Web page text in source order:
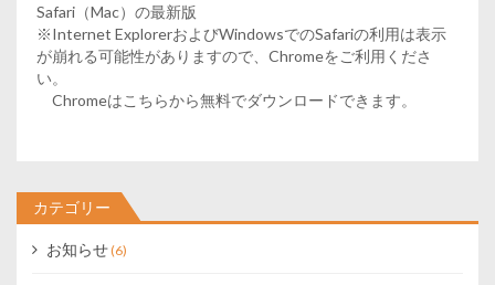
Safari（Mac）の最新版
※Internet ExplorerおよびWindowsでのSafariの利用は表示
が崩れる可能性がありますので、Chromeをご利用くださ
い。
Chromeはこちらから無料でダウンロードできます。
カテゴリー
お知らせ(6)